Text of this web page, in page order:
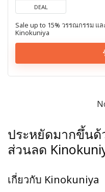
DEAL
Sale up to 15% วรรณกรรม แ
Kinokuniya
ประหยัดมากขึ้น
ส่วนลด
เกี่ยวกับ Kinokuniya